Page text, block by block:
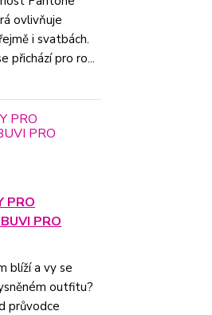
ovlivňuje
i svatbách.
přichází pro ro...
PRO
PRO
blíží a vy se
outfitu?
průvodce